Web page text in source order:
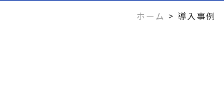
ホーム 導入事例